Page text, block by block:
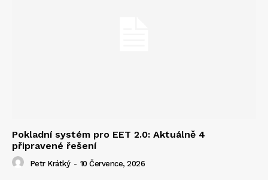
Pokladní systém pro EET 2.0: Aktuálně 4
připravené řešení
Petr Krátký - 10 Července, 2026